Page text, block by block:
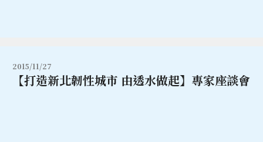
2015/11/27
【打造新北韌性城市 由透水做起】專家座談會